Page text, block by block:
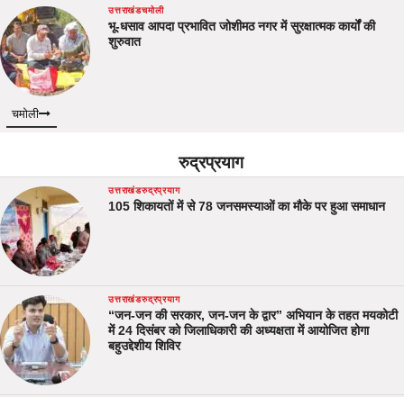
उत्तराखंडचमोली
भू-धसाव आपदा प्रभावित जोशीमठ नगर में सुरक्षात्मक कार्यों की
शुरुवात
चमोली
रुद्रप्रयाग
उत्तराखंडरुद्रप्रयाग
105 शिकायतों में से 78 जनसमस्याओं का मौके पर हुआ समाधान
उत्तराखंडरुद्रप्रयाग
“जन-जन की सरकार, जन-जन के द्वार” अभियान के तहत मयकोटी
में 24 दिसंबर को जिलाधिकारी की अध्यक्षता में आयोजित होगा
बहुउद्देशीय शिविर